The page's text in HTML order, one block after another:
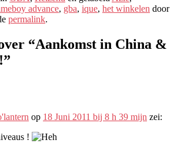
advance, gba, ique, het winkelen door
permalink.
“Aankomst in China &
”
op 18 Juni 2011 bij 8 h 39 mijn zei:
!